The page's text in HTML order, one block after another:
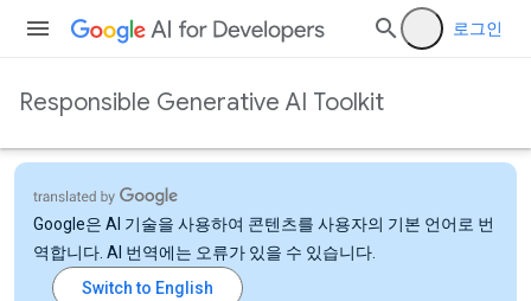
로그인
Responsible Generative AI Toolkit
Google은 AI 기술을 사용하여 콘텐츠를 사용자의 기본 언어로 번
역합니다. AI 번역에는 오류가 있을 수 있습니다.